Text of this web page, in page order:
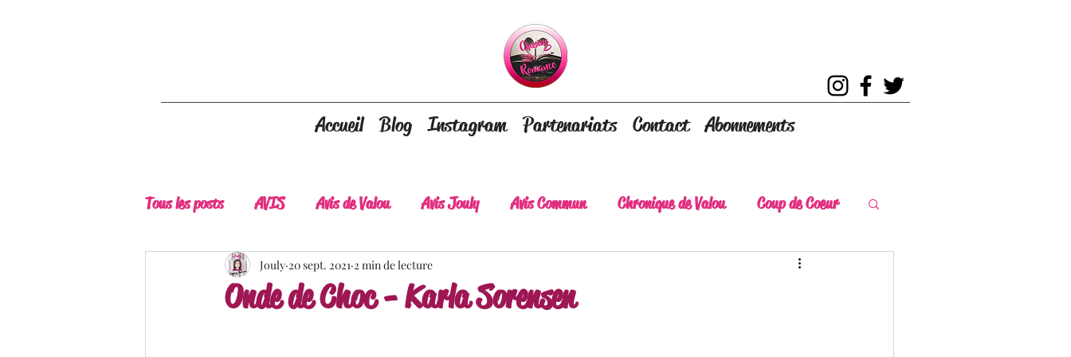
Accueil Blog Instagram Partenariats Contact Abonnements
Tous les posts AVIS Avis de Valou Avis Jouly Avis Commun Chronique de Valou Coup de Coeur
Belle Découverte A lire absolument Coup de Chaud
Onde de Choc - Karla Sorensen
Jouly 20 sept. 2021 2 min de lecture